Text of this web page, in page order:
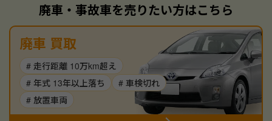
廃車・事故車を売りたい方はこちら
廃車 買取
# 走行距離 10万km超え
# 年式 13年以上落ち
# 車検切れ
# 放置車両